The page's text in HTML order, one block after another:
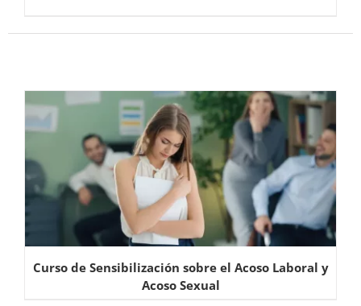
Curso de Sensibilización sobre el Acoso Laboral y
Acoso Sexual